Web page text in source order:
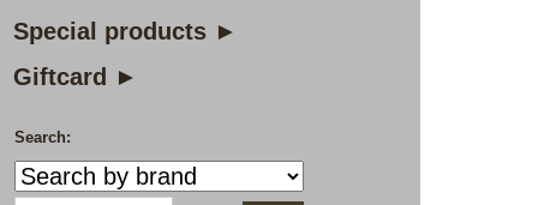
Special products ►
Giftcard ►
Search: